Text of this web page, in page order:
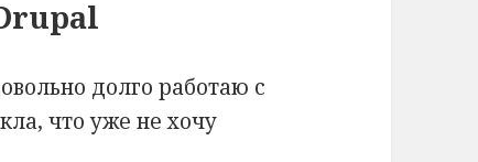
долго работаю с
что уже не хочу